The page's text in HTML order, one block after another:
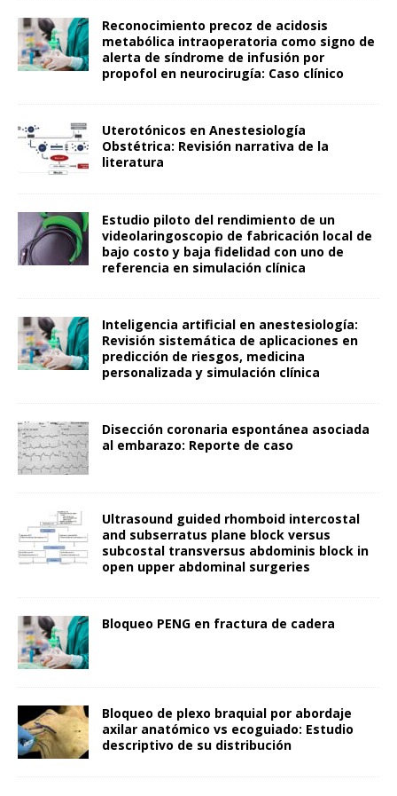
Reconocimiento precoz de acidosis
metabólica intraoperatoria como signo de
alerta de síndrome de infusión por
propofol en neurocirugía: Caso clínico
Uterotónicos en Anestesiología
Obstétrica: Revisión narrativa de la
literatura
Estudio piloto del rendimiento de un
videolaringoscopio de fabricación local de
bajo costo y baja fidelidad con uno de
referencia en simulación clínica
Inteligencia artificial en anestesiología:
Revisión sistemática de aplicaciones en
predicción de riesgos, medicina
personalizada y simulación clínica
Disección coronaria espontánea asociada
al embarazo: Reporte de caso
Ultrasound guided rhomboid intercostal
and subserratus plane block versus
subcostal transversus abdominis block in
open upper abdominal surgeries
Bloqueo PENG en fractura de cadera
Bloqueo de plexo braquial por abordaje
axilar anatómico vs ecoguiado: Estudio
descriptivo de su distribución